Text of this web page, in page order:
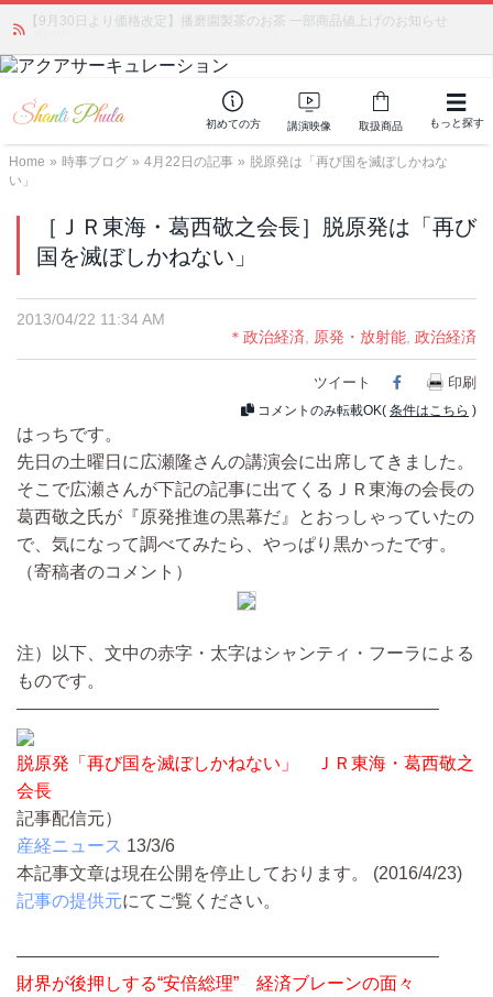
【9月30日より価格改定】播磨園製茶のお茶 一部商品値上げのお知らせ
かつて愛されていた人気商品が復活！夏場に活躍するジェルクリーム「アク
初めての方 講演映像 取扱商品 もっと探す
Home » 時事ブログ » 4月22日の記事 » 脱原発は「再び国を滅ぼしかねな
い」
［ＪＲ東海・葛西敬之会長］脱原発は「再び
国を滅ぼしかねない」
2013/04/22 11:34 AM
＊政治経済
原発・放射能 政治経済
ツイート Facebook
印刷
コメントのみ転載OK( 条件はこちら )
はっちです。
先日の土曜日に広瀬隆さんの講演会に出席してきました。
そこで広瀬さんが下記の記事に出てくるＪＲ東海の会長の
葛西敬之氏が『原発推進の黒幕だ』とおっしゃっていたの
で、気になって調べてみたら、やっぱり黒かったです。
（寄稿者のコメント）
注）以下、文中の赤字・太字はシャンティ・フーラによる
ものです。
————————————————————————
脱原発「再び国を滅ぼしかねない」 ＪＲ東海・葛西敬之
会長
記事配信元）
産経ニュース 13/3/6
本記事文章は現在公開を停止しております。 (2016/4/23)
記事の提供元にてご覧ください。
————————————————————————
財界が後押しする“安倍総理” 経済ブレーンの面々